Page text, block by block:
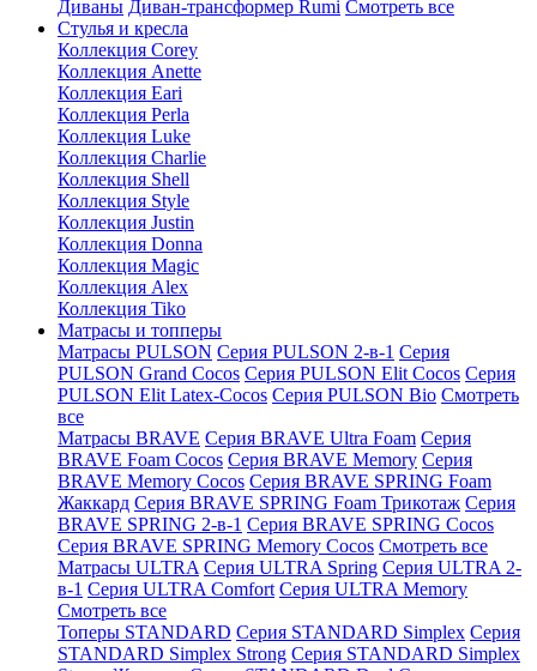
Диваны Диван-трансформер Rumi Смотреть все
Стулья и кресла
Коллекция Corey
Коллекция Anette
Коллекция Eari
Коллекция Perla
Коллекция Luke
Коллекция Charlie
Коллекция Shell
Коллекция Style
Коллекция Justin
Коллекция Donna
Коллекция Magic
Коллекция Alex
Коллекция Tiko
Матрасы и топперы
Матрасы PULSON Серия PULSON 2-в-1 Серия
PULSON Grand Cocos Серия PULSON Elit Cocos Серия
PULSON Elit Latex-Cocos Серия PULSON Bio Смотреть
все
Матрасы BRAVE Серия BRAVE Ultra Foam Серия
BRAVE Foam Cocos Серия BRAVE Memory Серия
BRAVE Memory Cocos Серия BRAVE SPRING Foam
Жаккард Серия BRAVE SPRING Foam Трикотаж Серия
BRAVE SPRING 2-в-1 Серия BRAVE SPRING Cocos
Серия BRAVE SPRING Memory Cocos Смотреть все
Матрасы ULTRA Серия ULTRA Spring Серия ULTRA 2-
в-1 Серия ULTRA Comfort Серия ULTRA Memory
Смотреть все
Топеры STANDARD Серия STANDARD Simplex Серия
STANDARD Simplex Strong Серия STANDARD Simplex